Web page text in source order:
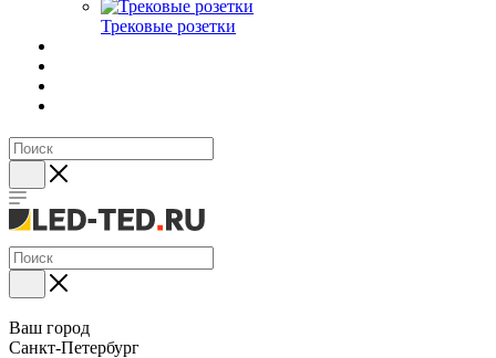
Трековые розетки
Ваш город
Санкт-Петербург